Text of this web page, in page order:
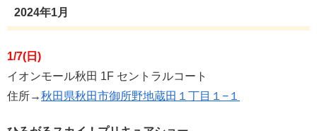
2024年1月
1/7(日)
イオンモール秋田 1F セントラルコート
住所→秋田県秋田市御所野地蔵田１丁目１−１